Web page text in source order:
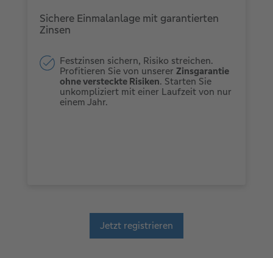
Sichere Einmalanlage mit garantierten
Zinsen
Festzinsen sichern, Risiko streichen.
Profitieren Sie von unserer Zinsgarantie
ohne versteckte Risiken. Starten Sie
unkompliziert mit einer Laufzeit von nur
einem Jahr.
Jetzt registrieren